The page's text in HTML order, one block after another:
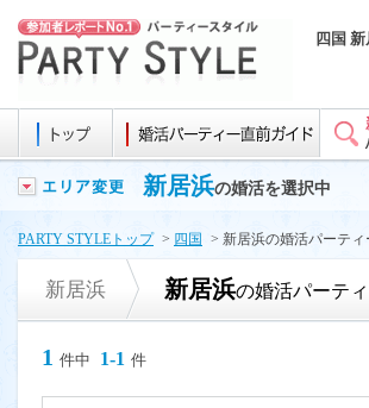
四国
新居浜の婚活を選択中
PARTY STYLEトップ > 四国 > 新居浜の婚活パーテ
新居浜 新居浜の婚活パーテ
1 件中 1-1 件